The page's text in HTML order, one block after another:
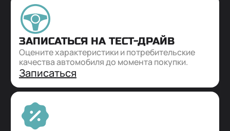
ЗАПИСАТЬСЯ НА ТЕСТ-ДРАЙВ
Оцените характеристики и потребительские
качества автомобиля до момента покупки.
Записаться